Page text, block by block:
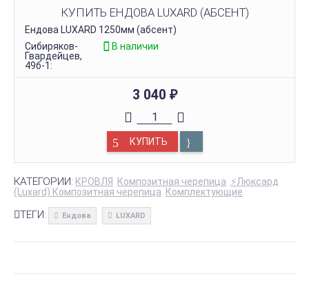
КУПИТЬ ЕНДОВА LUXARD (АБСЕНТ)
Ендова LUXARD 1250мм (абсент)
Сибиряков-
Гвардейцев,
49б-1:
В наличии
3 040 ₽
КУПИТЬ
КАТЕГОРИИ: КРОВЛЯ Композитная черепица ⚡Люксард
(Luxard) Композитная черепица Комплектующие
ТЕГИ: Ендова LUXARD